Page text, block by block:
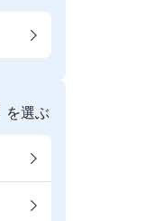
を選ぶ